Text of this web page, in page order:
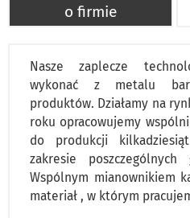
o firmie
Nasze zaplecze
wykonać z metalu
produktów. Działamy na
roku opracowujemy
do produkcji
zakresie poszczególnych
Wspólnym mianownikiem
materiał , w którym